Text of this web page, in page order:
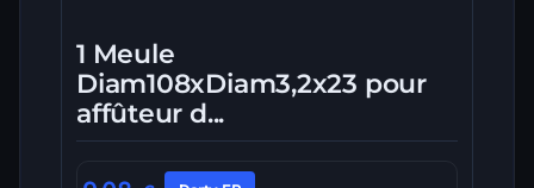
1 Meule
Diam108xDiam3,2x23 pour
affûteur d...